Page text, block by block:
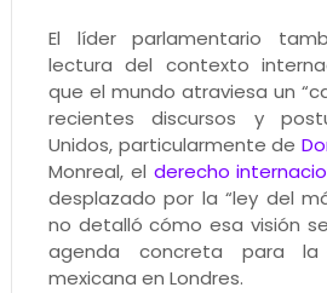
El líder parlamentario
lectura del contexto
que el mundo atraviesa un
recientes discursos y
Unidos, particularmente de
Monreal, el derecho
desplazado por la “ley del
no detalló cómo esa visión
agenda concreta para la
mexicana en Londres.